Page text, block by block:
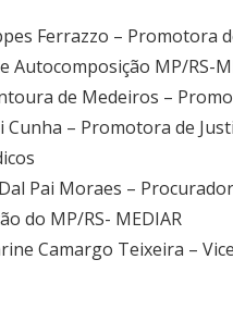
Ferrazzo – Promotora
Autocomposição MP/RS-
de Medeiros –
Cunha – Promotora de
Pai Moraes –
do MP/RS- MEDIAR
Camargo Teixeira –